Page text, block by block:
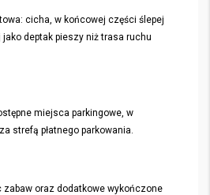
cicha, w końcowej części ślepej
deptak pieszy niż trasa ruchu
miejsca parkingowe, w
strefą płatnego parkowania.
zabaw oraz dodatkowe wykończone